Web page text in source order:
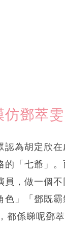
仿鄧萃雯
認為胡定欣
「七爺」
，做一個不
色」「鄧既
都係睇呢鄧